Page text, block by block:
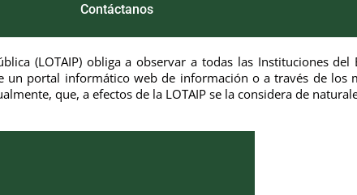
Contáctanos
(LOTAIP) obliga a observar a todas las Instituciones
un portal informático web de información o a través de los
que, a efectos de la LOTAIP se la considera de